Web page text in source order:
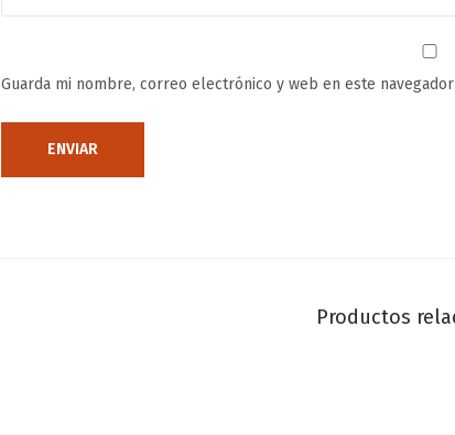
Guarda mi nombre, correo electrónico y web en este
Productos